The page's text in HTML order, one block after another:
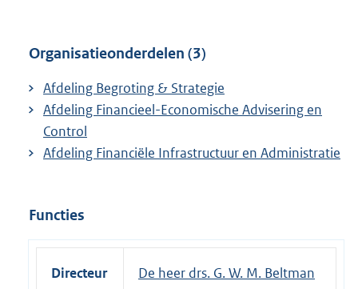
Organisatieonderdelen (3)
Afdeling Begroting & Strategie
Afdeling Financieel-Economische Advisering en
Control
Afdeling Financiële Infrastructuur en Administratie
Functies
Directeur De heer drs. G. W. M. Beltman